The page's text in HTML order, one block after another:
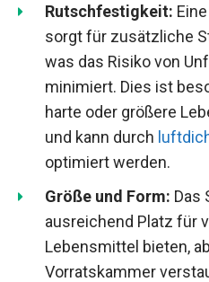
Rutschfestigkeit:
sorgt für zusätzliche
was das Risiko von
minimiert. Dies ist
harte oder größere
und kann durch
optimiert werden.
Größe und Form: Das
ausreichend Platz für
Lebensmittel bieten,
Vorratskammer